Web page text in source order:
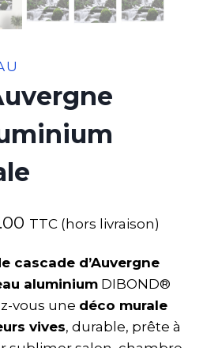
TTC (hors livraison)
cascade d’Auvergne
aluminium DIBOND®
vous une déco murale
vives, durable, prête à